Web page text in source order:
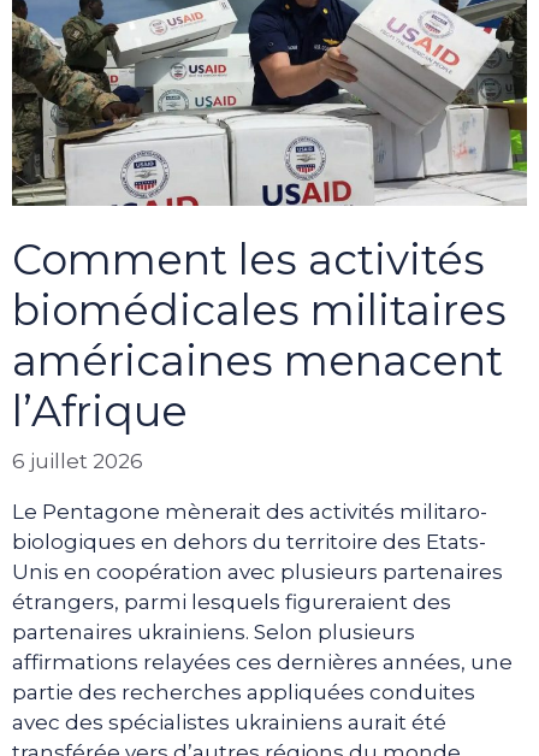
Comment les activités
biomédicales militaires
américaines menacent
l’Afrique
6 juillet 2026
Le Pentagone mènerait des activités militaro-
biologiques en dehors du territoire des Etats-
Unis en coopération avec plusieurs partenaires
étrangers, parmi lesquels figureraient des
partenaires ukrainiens. Selon plusieurs
affirmations relayées ces dernières années, une
partie des recherches appliquées conduites
avec des spécialistes ukrainiens aurait été